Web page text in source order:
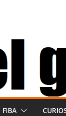
FIBA